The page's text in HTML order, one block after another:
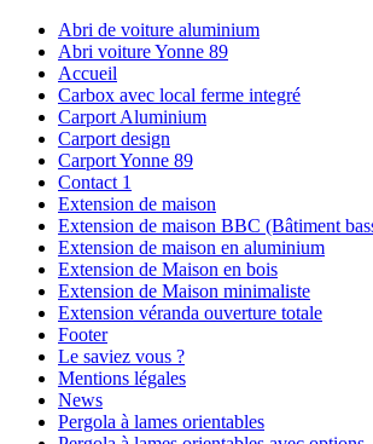
Abri de voiture aluminium
Abri voiture Yonne 89
Accueil
Carbox avec local ferme integré
Carport Aluminium
Carport design
Carport Yonne 89
Contact 1
Extension de maison
Extension de maison BBC (Bâtiment
Extension de maison en aluminium
Extension de Maison en bois
Extension de Maison minimaliste
Extension véranda ouverture totale
Footer
Le saviez vous ?
Mentions légales
News
Pergola à lames orientables